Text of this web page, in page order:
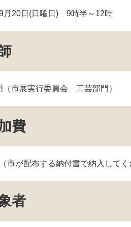
日(日曜日) 9時半～12時
市展実行委員会 工芸部門）
費
市が配布する納付書で納入してく
者